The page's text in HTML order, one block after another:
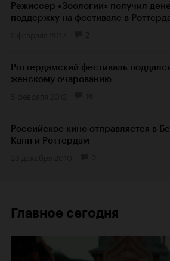
Режиссер «Зоологии» получил
поддержку на фестивале в
Роттердамский фестиваль
женскому очарованию
Российское кино отправляется в
Канн и Роттердам
Главное сегодня